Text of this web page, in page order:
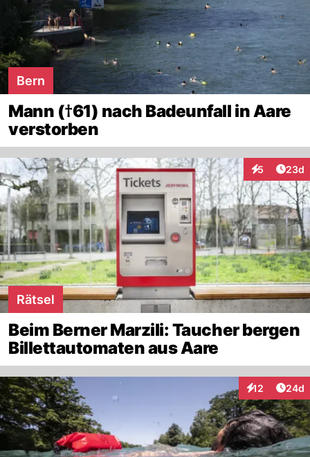
Bern
Mann (†61) nach Badeunfall in Aare
verstorben
5
Interaktionen
23d
Rätsel
Beim Berner Marzili: Taucher bergen
Billettautomaten aus Aare
12
Interaktionen
24d